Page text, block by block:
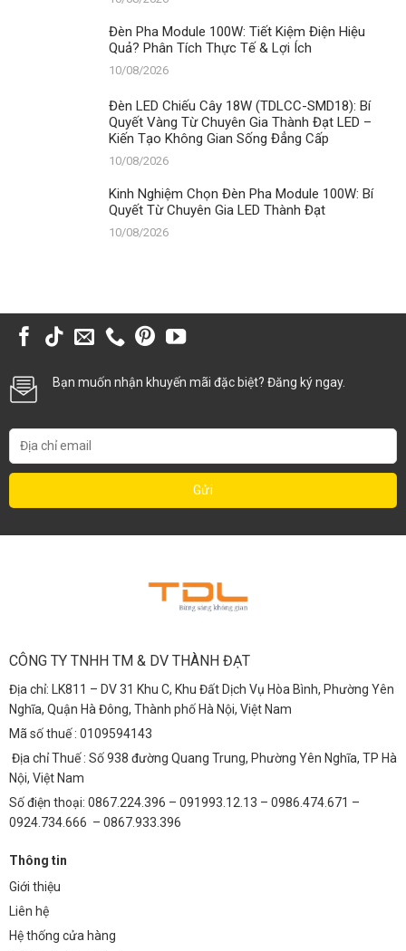
Đèn Pha Module 100W: Tiết Kiệm Điện Hiệu
Quả? Phân Tích Thực Tế & Lợi Ích
10/08/2026
Đèn LED Chiếu Cây 18W (TDLCC-SMD18): Bí
Quyết Vàng Từ Chuyên Gia Thành Đạt LED –
Kiến Tạo Không Gian Sống Đẳng Cấp
10/08/2026
Kinh Nghiệm Chọn Đèn Pha Module 100W: Bí
Quyết Từ Chuyên Gia LED Thành Đạt
10/08/2026
Bạn muốn nhận khuyến mãi đặc biệt? Đăng ký ngay.
CÔNG TY TNHH TM & DV THÀNH ĐẠT
Địa chỉ: LK811 – DV 31 Khu C, Khu Đất Dịch Vụ Hòa Bình, Phường Yên
Nghĩa, Quận Hà Đông, Thành phố Hà Nội, Việt Nam
Mã số thuế : 0109594143
Địa chỉ Thuế : Số 938 đường Quang Trung, Phường Yên Nghĩa, TP Hà
Nội, Việt Nam
Số điện thoại: 0867.224.396 – 091993.12.13 – 0986.474.671 –
0924.734.666 – 0867.933.396
Thông tin
Giới thiệu
Liên hệ
Hệ thống cửa hàng